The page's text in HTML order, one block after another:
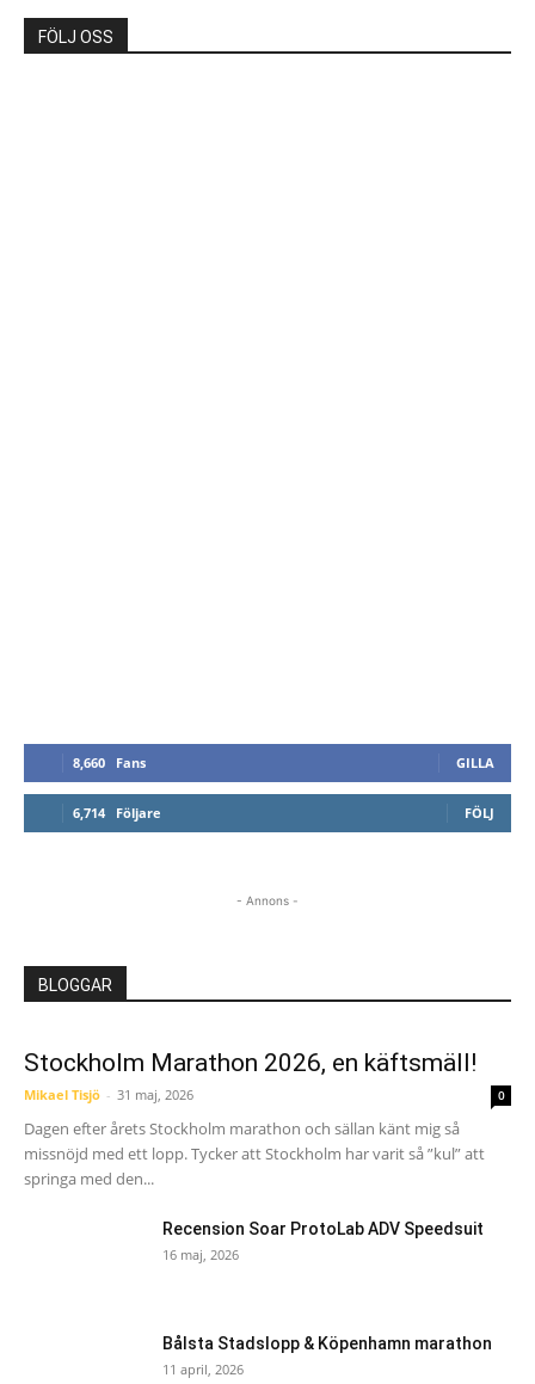
FÖLJ OSS
8,660 Fans GILLA
6,714 Följare FÖLJ
- Annons -
BLOGGAR
Stockholm Marathon 2026, en käftsmäll!
Mikael Tisjö - 31 maj, 2026 0
Dagen efter årets Stockholm marathon och sällan känt mig så
missnöjd med ett lopp. Tycker att Stockholm har varit så ”kul” att
springa med den...
Recension Soar ProtoLab ADV Speedsuit
16 maj, 2026
Bålsta Stadslopp & Köpenhamn marathon
11 april, 2026